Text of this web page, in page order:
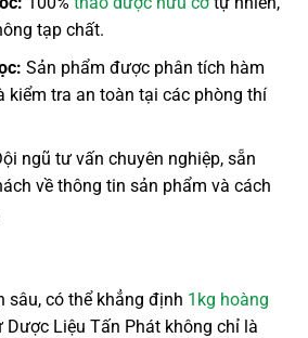
tạp chất.
Sản phẩm được phân tích hàm
kiểm tra an toàn tại các phòng thí
ngũ tư vấn chuyên nghiệp, sẵn
về thông tin sản phẩm và cách
sâu, có thể khẳng định 1kg hoàng
Dược Liệu Tấn Phát không chỉ là